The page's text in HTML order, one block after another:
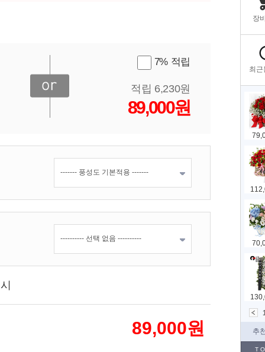
7% 적립
적립 6,230원
89,000원
89,000원